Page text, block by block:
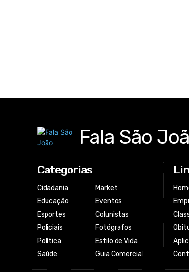
Fala São
Categorias
Cidadania
Educação
Esportes
Policiais
Política
Saúde
Market
Eventos
Colunistas
Fotógrafos
Estilo de Vida
Guia Comercial